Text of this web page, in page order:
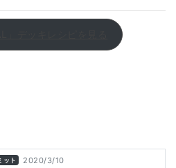
ット 2020/3/10